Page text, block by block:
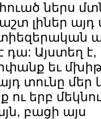
ներս
լիներ այդ
դա: Այստեղ
եւ
տունը մեր
ու երբ
բացի այս